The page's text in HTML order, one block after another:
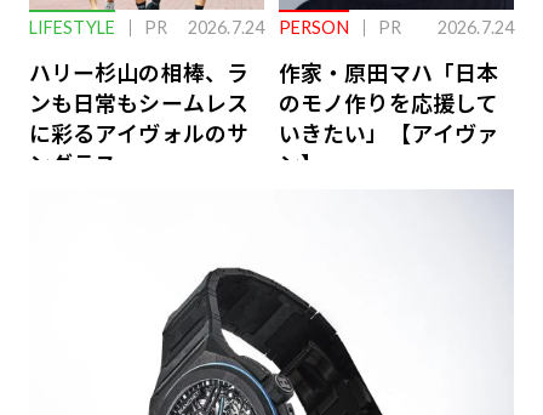
LIFESTYLE PR 2026.7.24
ハリー杉山の相棒、ラ
ンも日常もシームレス
に彩るアイヴォルのサ
ングラス
PERSON PR 2026.7.24
作家・原田マハ「日本
のモノ作りを応援して
いきたい」【アイヴァ
ン】